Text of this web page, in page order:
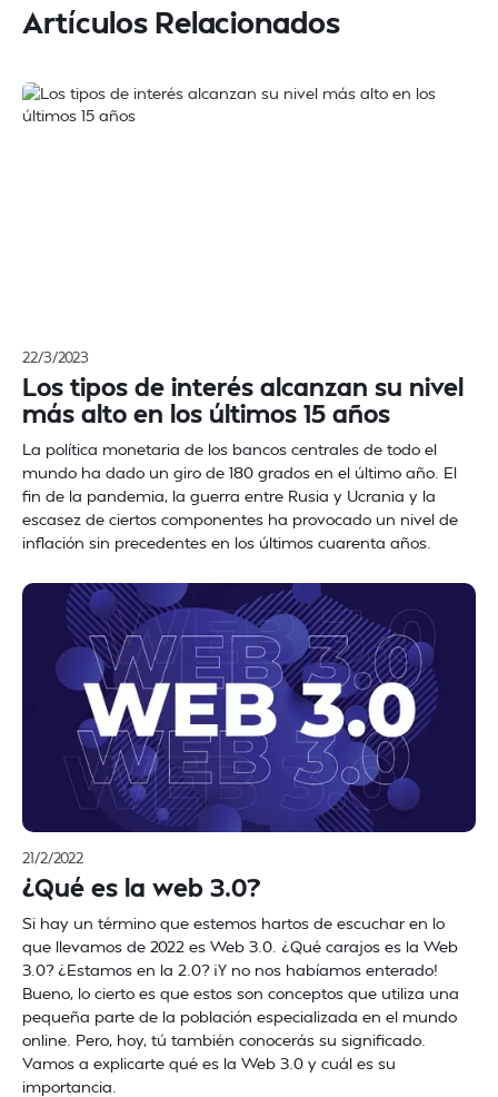
Artículos Relacionados
22/3/2023
Los tipos de interés alcanzan su nivel
más alto en los últimos 15 años
La política monetaria de los bancos centrales de todo el
mundo ha dado un giro de 180 grados en el último año. El
fin de la pandemia, la guerra entre Rusia y Ucrania y la
escasez de ciertos componentes ha provocado un nivel de
inflación sin precedentes en los últimos cuarenta años.
21/2/2022
¿Qué es la web 3.0?
Si hay un término que estemos hartos de escuchar en lo
que llevamos de 2022 es Web 3.0. ¿Qué carajos es la Web
3.0? ¿Estamos en la 2.0? ¡Y no nos habíamos enterado!
Bueno, lo cierto es que estos son conceptos que utiliza una
pequeña parte de la población especializada en el mundo
online. Pero, hoy, tú también conocerás su significado.
Vamos a explicarte qué es la Web 3.0 y cuál es su
importancia.